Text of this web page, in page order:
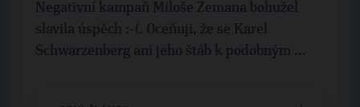
Negativní kampaň Miloše Zemana bohužel
slavila úspěch :-(. Oceňuji, že se Karel
Schwarzenberg ani jeho štáb k podobným ...